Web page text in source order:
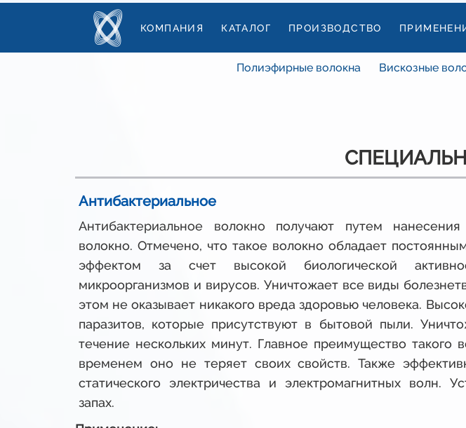
КОМПАНИЯ КАТАЛОГ ПРОИЗВОДСТВО
Полиэфирные волокна Вискозные
Антибактериальное
Антибактериальное волокно получают путем
волокно. Отмечено, что такое волокно обладает
эффектом за счет высокой биологической
микроорганизмов и вирусов. Уничтожает все виды
этом не оказывает никакого вреда здоровью человека.
паразитов, которые присутствуют в бытовой пыли.
течение нескольких минут. Главное преимущество такого
временем оно не теряет своих свойств. Также
статического электричества и электромагнитных волн.
запах.